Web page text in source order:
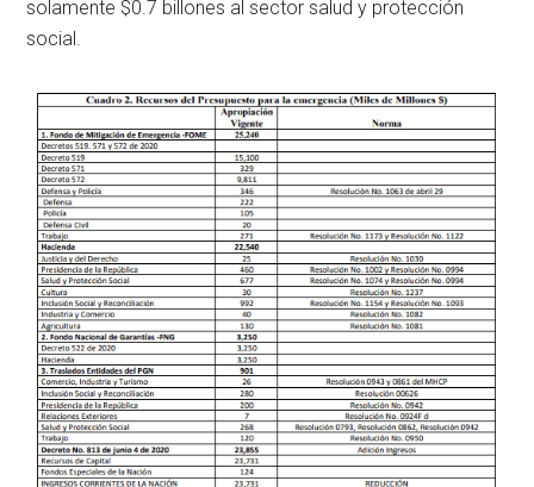
solamente $0.7 billones al sector salud y protección
social.